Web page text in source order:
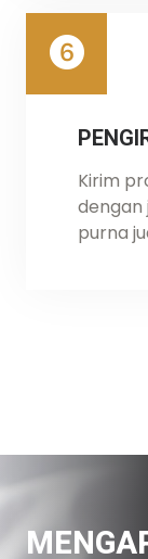
Kirim
dengan
purna